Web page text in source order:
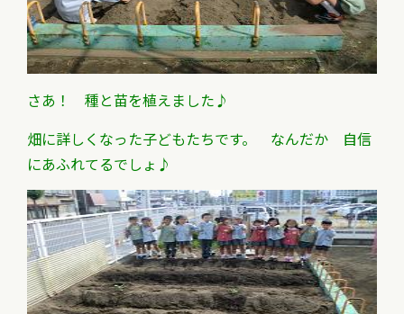
さあ！ 種と苗を植えました♪
畑に詳しくなった子どもたちです。 なんだか 自信
にあふれてるでしょ♪